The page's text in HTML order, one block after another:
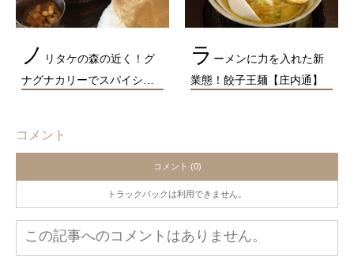
ノ リタケの森の近く！グ
ナグナカリーでスパイシ…
ラ ーメンに力を入れた新
業態！餃子王麺【庄内通】
コメント
コメント (0)
トラックバックは利用できません。
この記事へのコメントはありません。